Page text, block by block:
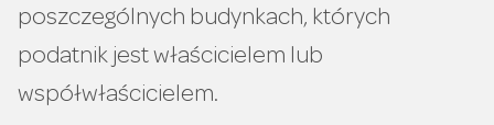
poszczególnych budynkach, których
podatnik jest właścicielem lub
współwłaścicielem.